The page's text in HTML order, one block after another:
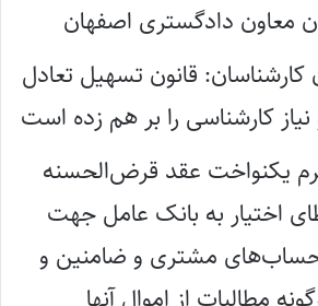
معاون دادگستری اصفهان
قانون تسهیل تعادل
کارشناسی را بر هم زده است
ماده ۹ فُرم یکنواخت عقد قرض‌الحسنه
اختیار به بانک عامل جهت
حساب‌های مشتری و ضامنین و